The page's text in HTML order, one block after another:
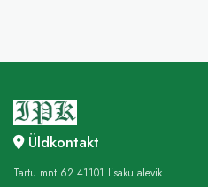
Üldkontakt
Tartu mnt 62 41101 Iisaku alevik